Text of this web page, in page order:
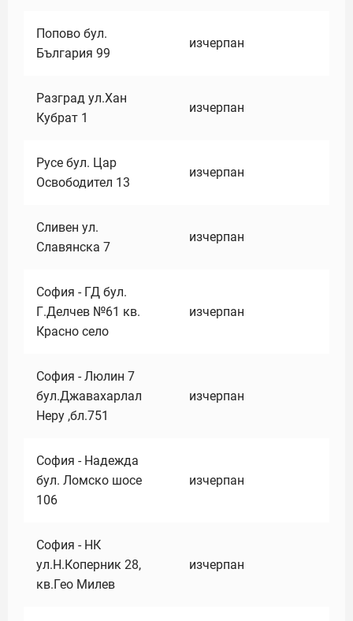
Попово бул.
България 99
изчерпан
Разград ул.Хан
Кубрат 1
изчерпан
Русе бул. Цар
Освободител 13
изчерпан
Сливен ул.
Славянска 7
изчерпан
София - ГД бул.
Г.Делчев №61 кв.
Красно село
изчерпан
София - Люлин 7
бул.Джавахарлал
Неру ,бл.751
изчерпан
София - Надежда
бул. Ломско шосе
106
изчерпан
София - НК
ул.Н.Коперник 28,
кв.Гео Милев
изчерпан